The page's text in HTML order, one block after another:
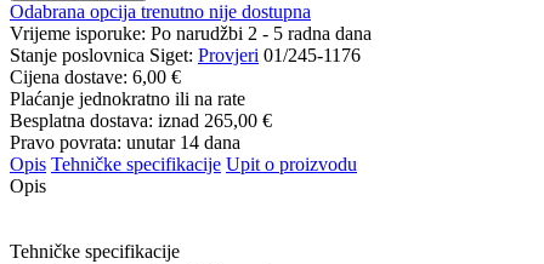
Odabrana opcija trenutno nije dostupna
Vrijeme isporuke: Po narudžbi 2 - 5 radna dana
Stanje poslovnica Siget: Provjeri 01/245-1176
Cijena dostave: 6,00 €
Plaćanje jednokratno ili na rate
Besplatna dostava: iznad 265,00 €
Pravo povrata: unutar 14 dana
Opis Tehničke specifikacije Upit o proizvodu
Opis
Tehničke specifikacije